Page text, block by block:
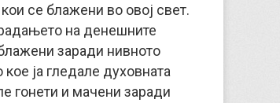
се блажени во овој свет.
на денешните
заради нивното
ја гледале духовната
гонети и мачени заради